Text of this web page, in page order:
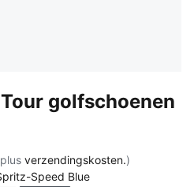
golfschoenen
verzendingskosten.)
Speed Blue